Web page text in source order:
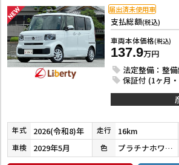
支払総額(税込)
車両本体価格(税込)
137.9万円
法定整備：整
保証付 (1ヶ月
届出済未使用車
年式 2026(令和8)年 走行 16km
車検 2029年5月 色 プラチナホワイトパール